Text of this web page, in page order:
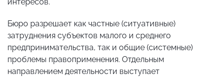
Бюро разрешает как частные (ситуативные)
затруднения субъектов малого и среднего
предпринимательства, так и общие (системные)
проблемы правоприменения. Отдельным
направлением деятельности выступает